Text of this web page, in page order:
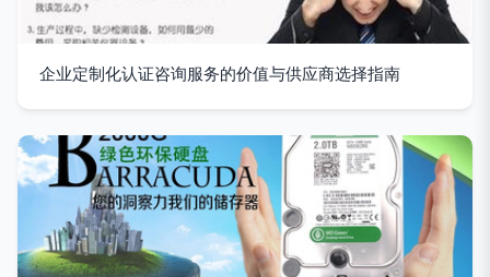
企业定制化认证咨询服务的价值与供应商选择指南